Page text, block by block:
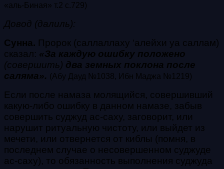
«аль-Биная» т.2 с.729)
Довод (далиль):
Сунна. Пророк (саллаллаху ‘алейхи уа саллам)
сказал: «За каждую ошибку положено
(совершить) два земных поклона после
саляма». (Абу Дауд №1038, Ибн Маджа №1219)
Если после намаза молящийся, совершивший
какую-либо ошибку в данном намазе, забыв
совершить суджуд ас-саху, заговорит, или
нарушит ритуальную чистоту, или выйдет из
мечети, или отвернется от киблы (помня, в
последнем случае о несовершенном суджуде
ас-саху), то обязанность выполнения суджуда